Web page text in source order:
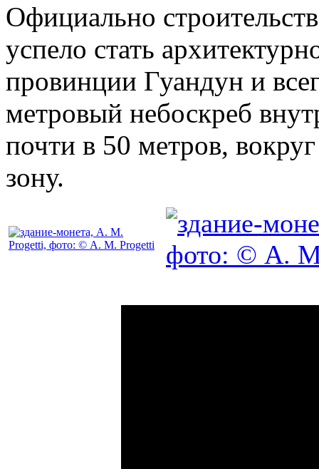
Официально
успело стать
провинции Гуандун и
метровый небоскреб
почти в 50 метров,
зону.